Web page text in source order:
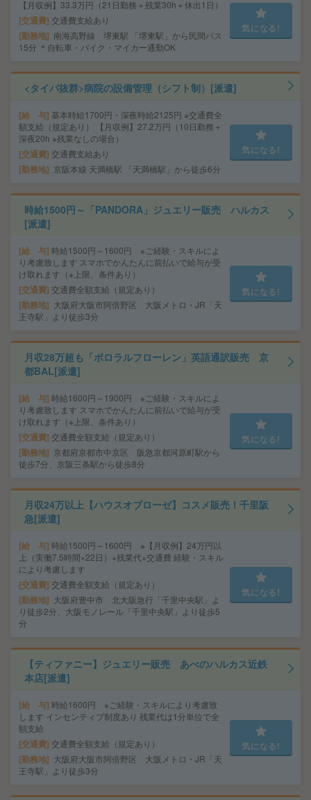
【月収例】33.3万円（21日勤務＋残業30h＋休出1日）
交通費 交通費支給あり
勤務地
南海高野線 堺東駅 「堺東駅」から民間バス
15分 ＊自転車・バイク・マイカー通勤OK
気になる!
<タイパ抜群>病院の設備管理（シフト制）[派遣]
給 与 基本時給1700円・深夜時給2125円 ※交通費全
額支給（規定あり） 【月収例】27.2万円（10日勤務＋
深夜20h ※残業なしの場合）
交通費 交通費支給あり
勤務地 京阪本線 天満橋駅 「天満橋駅」から徒歩6分
気になる!
時給1500円～「PANDORA」ジュエリー販売 ハルカス
[派遣]
給 与 時給1500円～1600円 ※ご経験・スキルによ
り考慮致します スマホでかんたんに前払いで給与が受
け取れます（※上限、条件あり）
交通費 交通費全額支給（規定あり）
勤務地
大阪府大阪市阿倍野区 大阪メトロ・JR「天
王寺駅」より徒歩3分
気になる!
月収28万超も「ポロラルフローレン」英語通訳販売 京
都BAL[派遣]
給 与 時給1600円～1900円 ※ご経験・スキルによ
り考慮致します スマホでかんたんに前払いで給与が受
け取れます（※上限、条件あり）
交通費 交通費全額支給（規定あり）
勤務地
京都府京都市中京区 阪急京都河原町駅から
徒歩7分、京阪三条駅から徒歩8分
気になる!
月収24万以上【ハウスオブローゼ】コスメ販売！千里阪
急[派遣]
給 与 時給1500円～1600円 ※【月収例】24万円以
上（実働7.5時間×22日）+残業代+交通費 経験・スキル
により考慮します
交通費 交通費全額支給（規定あり）
勤務地
大阪府豊中市 北大阪急行「千里中央駅」よ
り徒歩2分、大阪モノレール「千里中央駅」より徒歩5
分
気になる!
【ティファニー】ジュエリー販売 あべのハルカス近鉄
本店[派遣]
給 与 時給1600円 ※ご経験・スキルにより考慮致
します インセンティブ制度あり 残業代は1分単位で全
額支給
交通費 交通費全額支給（規定あり）
勤務地
大阪府大阪市阿倍野区 大阪メトロ・JR「天
王寺駅」より徒歩3分
気になる!